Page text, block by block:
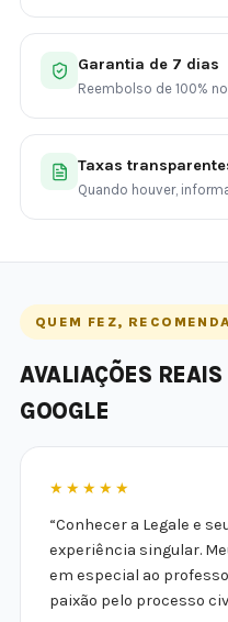
Garantia de 7 dias
Reembolso de 100%
Taxas
Quando houver,
QUEM FEZ, RECOMENDA
AVALIAÇÕES
GOOGLE
★★★★★
“Conhecer a Legale e
experiência singular.
em especial ao
paixão pelo processo